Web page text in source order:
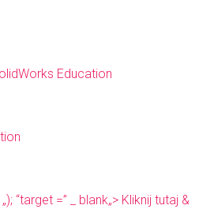
Education
“target =” _ blank„> Kliknij tutaj &